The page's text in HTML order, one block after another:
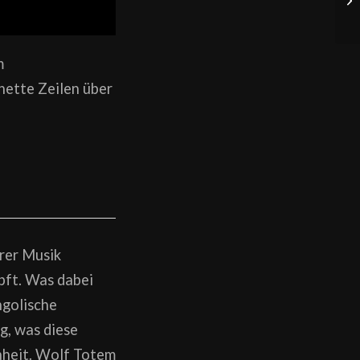
Zeilen über
Musik
Was dabei
was diese
Wolf Totem